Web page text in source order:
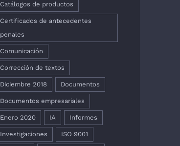
Catálogos de productos
Certificados de antecedentes
penales
Comunicación
Corrección de textos
Diciembre 2018 Documentos
Documentos empresariales
Enero 2020 IA Informes
Investigaciones ISO 9001